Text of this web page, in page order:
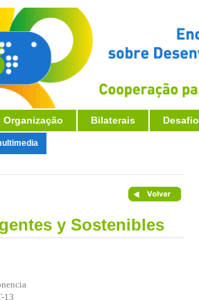
Organização Bilaterais Desafio
y Sostenibles
13